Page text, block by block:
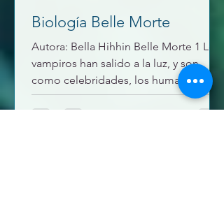
Biología Belle Morte
Autora: Bella Hihhin Belle Morte 1 Los
vampiros han salido a la luz, y son
como celebridades, los humanos por
saltar a la fama quieren convertirse en
donantes de sangre, para vivir el